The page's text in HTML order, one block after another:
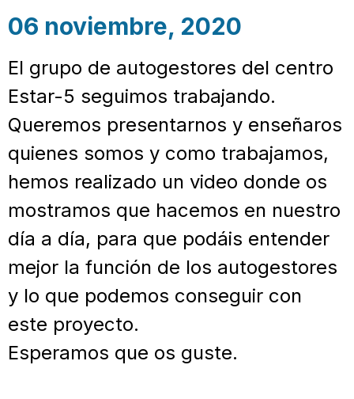
06 noviembre, 2020
El grupo de autogestores del centro
Estar-5 seguimos trabajando.
Queremos presentarnos y enseñaros
quienes somos y como trabajamos,
hemos realizado un video donde os
mostramos que hacemos en nuestro
día a día, para que podáis entender
mejor la función de los autogestores
y lo que podemos conseguir con
este proyecto.
Esperamos que os guste.